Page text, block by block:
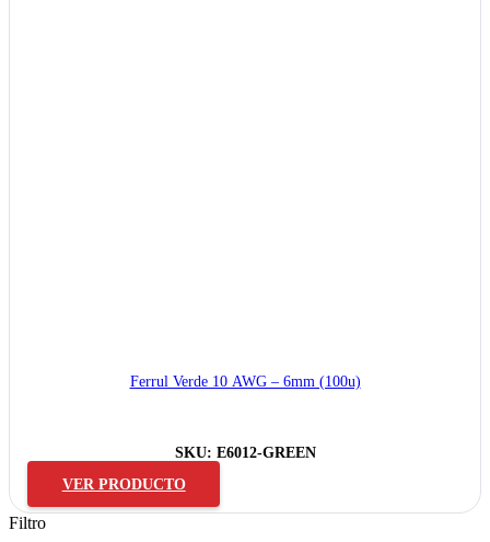
Ferrul Verde 10 AWG – 6mm (100u)
SKU: E6012-GREEN
VER PRODUCTO
Filtro